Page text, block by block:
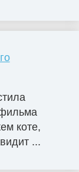
коте,
...